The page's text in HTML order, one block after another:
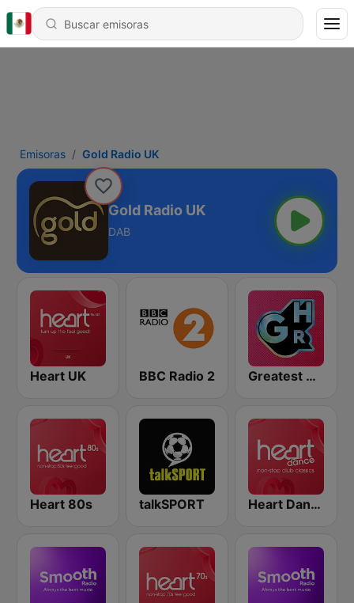
Emisoras Gold Radio UK
Gold Radio UK
DAB
Heart UK BBC Radio 2 Greatest Hits Radio
Heart 80s talkSPORT Heart Dance